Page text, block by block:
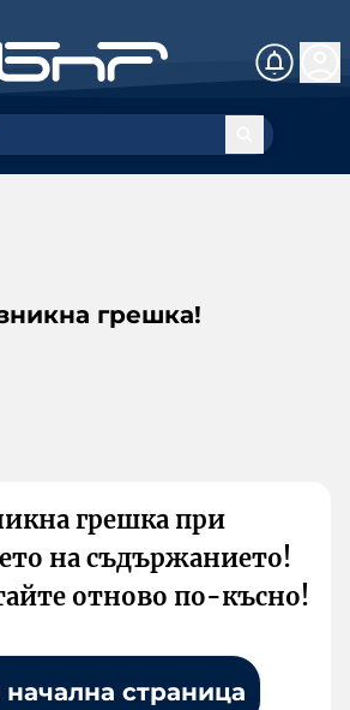
грешка!
грешка при
на съдържанието!
отново по-късно!
страница